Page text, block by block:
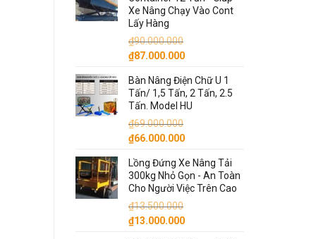
₫6.800.000.
Xe Nâng Chạy Vào Cont
Lấy Hàng
₫90.000.000
Giá
là:
₫90.000.000.
₫87.000.000Giá
tại
là:
₫87.000.000.
Bàn Nâng Điện Chữ U 1
Tấn/ 1,5 Tấn, 2 Tấn, 2.5
Tấn. Model HU
₫69.000.000
Giá
là:
₫69.000.000.
₫66.000.000Giá
tại
là:
₫66.000.000.
Lồng Đứng Xe Nâng Tải
300kg Nhỏ Gọn - An Toàn
Cho Người Việc Trên Cao
₫13.500.000
Giá
₫13.000.000Giá